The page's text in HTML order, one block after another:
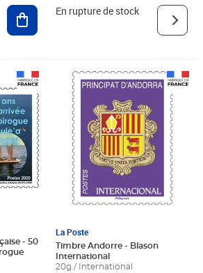
Ajouter au panier
En rupture de stock
- 50
La Poste
Timbre Andorre - Blason
International
20g / International
Prix 2,25€